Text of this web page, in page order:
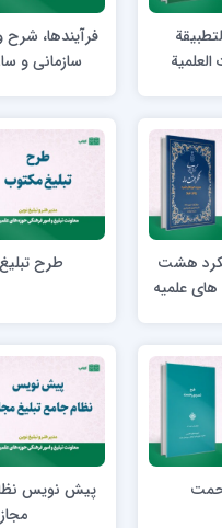
العلمیة
فرآیندها، شرح
سازمانی و
هشت
علمیه
طرح
پیش نویس